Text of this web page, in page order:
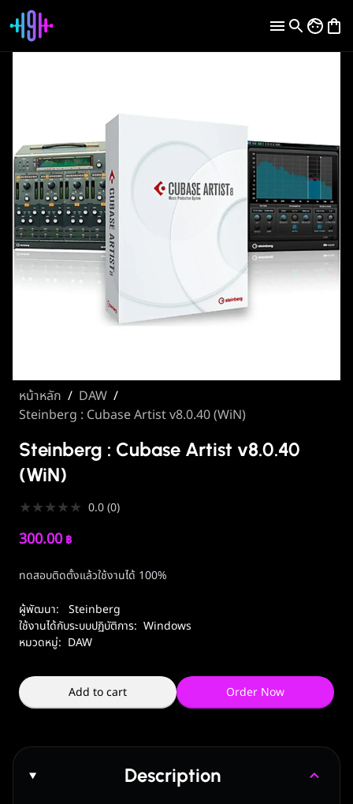
หน้าหลัก / DAW /
Steinberg : Cubase Artist v8.0.40 (WiN)
Steinberg : Cubase Artist v8.0.40
(WiN)
★★★★★ 0.0(0)
300.00 ฿
ทดสอบติดตั้งแล้วใช้งานได้ 100%
ผู้พัฒนา:
Steinberg
ใช้งานได้กับระบบปฏิบัติการ: Windows
หมวดหมู่: DAW
Add to cart Order Now
Description